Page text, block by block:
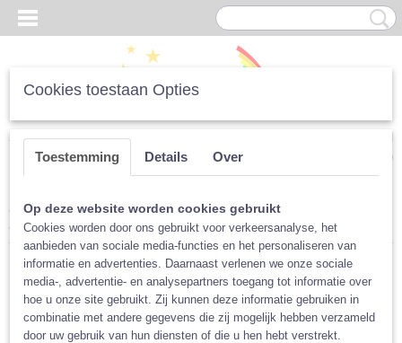
Inloggen Registreren
(0)
Home >Luiers>Per Merk> Blümchen >Accessoires
Nachtinlegger Blümchen bamboe/bio-katoen
Cookies toestaan Opties
Toestemming Details Over
Op deze website worden cookies gebruikt
Cookies worden door ons gebruikt voor verkeersanalyse, het
aanbieden van sociale media-functies en het personaliseren van
informatie en advertenties. Daarnaast verlenen we onze sociale
media-, advertentie- en analysepartners toegang tot informatie over
hoe u onze site gebruikt. Zij kunnen deze informatie gebruiken in
combinatie met andere gegevens die zij mogelijk hebben verzameld
door uw gebruik van hun diensten of die u hen hebt verstrekt.